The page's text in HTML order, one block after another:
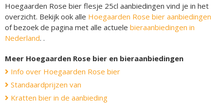
Hoegaarden Rose bier flesje 25cl aanbiedingen vind je in het
overzicht. Bekijk ook alle Hoegaarden Rose bier aanbiedingen
of bezoek de pagina met alle actuele bieraanbiedingen in
Nederland. .
Meer Hoegaarden Rose bier en bieraanbiedingen
Info over Hoegaarden Rose bier
Standaardprijzen van
Kratten bier in de aanbieding